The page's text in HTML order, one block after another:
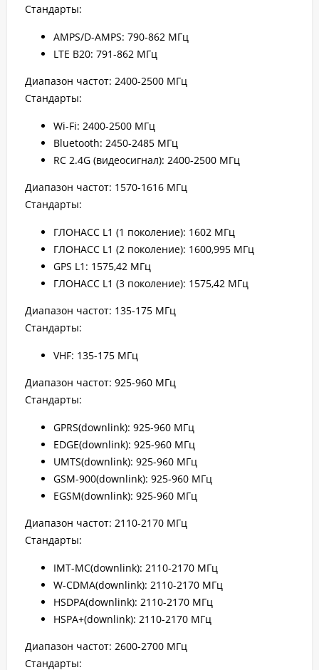
Стандарты:
AMPS/D-AMPS: 790-862 МГц
LTE B20: 791-862 МГц
Диапазон частот: 2400-2500 МГц
Стандарты:
Wi-Fi: 2400-2500 МГц
Bluetooth: 2450-2485 МГц
RC 2.4G (видеосигнал): 2400-2500 МГц
Диапазон частот: 1570-1616 МГц
Стандарты:
ГЛОНАСС L1 (1 поколение): 1602 МГц
ГЛОНАСС L1 (2 поколение): 1600,995 МГц
GPS L1: 1575,42 МГц
ГЛОНАСС L1 (3 поколение): 1575,42 МГц
Диапазон частот: 135-175 МГц
Стандарты:
VHF: 135-175 МГц
Диапазон частот: 925-960 МГц
Стандарты:
GPRS(downlink): 925-960 МГц
EDGE(downlink): 925-960 МГц
UMTS(downlink): 925-960 МГц
GSM-900(downlink): 925-960 МГц
EGSM(downlink): 925-960 МГц
Диапазон частот: 2110-2170 МГц
Стандарты:
IMT-MC(downlink): 2110-2170 МГц
W-CDMA(downlink): 2110-2170 МГц
HSDPA(downlink): 2110-2170 МГц
HSPA+(downlink): 2110-2170 МГц
Диапазон частот: 2600-2700 МГц
Стандарты: